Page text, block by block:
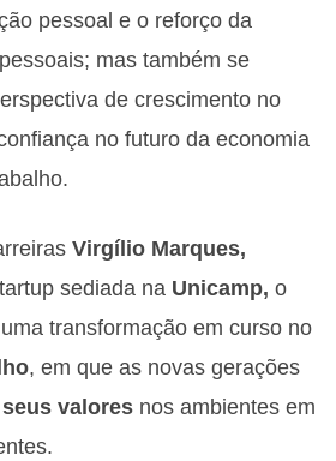
pessoal e o reforço da
mas também se
de crescimento no
no futuro da economia
Virgílio Marques,
sediada na Unicamp, o
transformação em curso no
, em que as novas gerações
valores nos ambientes em